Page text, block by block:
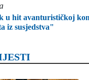
u hit avanturističkoj
iz susjedstva"